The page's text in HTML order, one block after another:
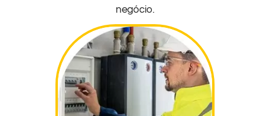
negócio.